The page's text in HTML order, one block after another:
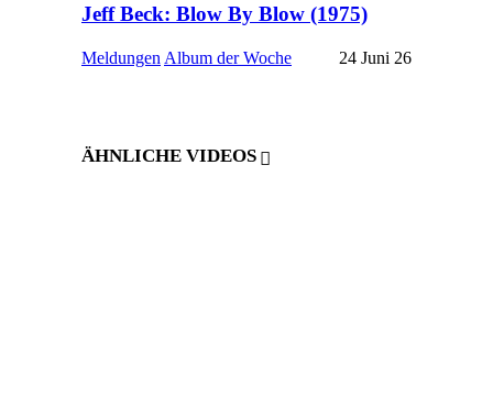
Jeff Beck: Blow By Blow (1975)
Meldungen Album der Woche 24 Juni 26
ÄHNLICHE VIDEOS